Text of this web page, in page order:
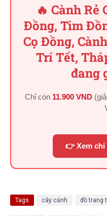
🔥 Cành Rẻ
Đồng, Tim
Cọ Đồng,
Trí Tết,
đang
Chỉ còn 11.900 VND
👉 Xem chi
Tags cây cảnh đồ trang